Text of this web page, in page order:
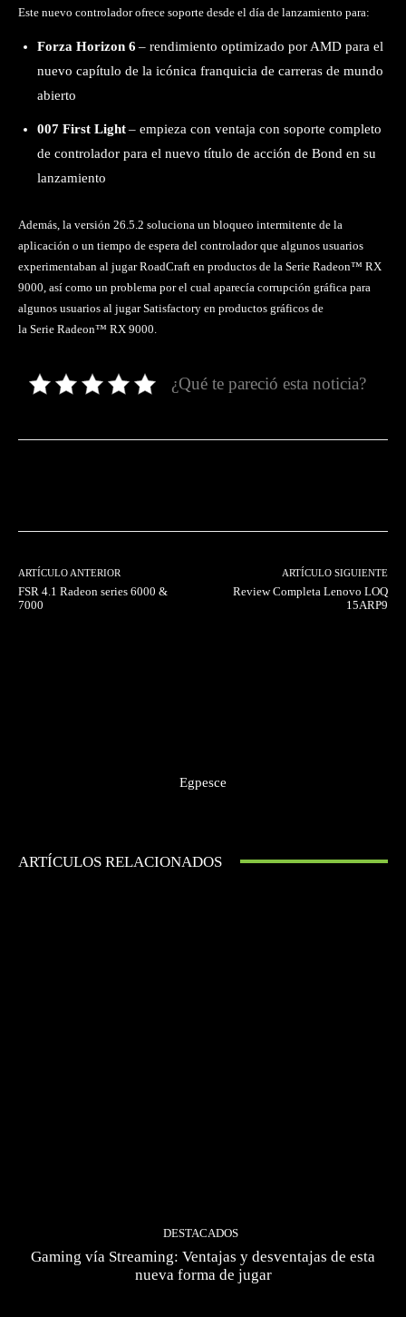
Este nuevo controlador ofrece soporte desde el día de lanzamiento para:
Forza Horizon 6 – rendimiento optimizado por AMD para el
nuevo capítulo de la icónica franquicia de carreras de mundo
abierto
007 First Light– empieza con ventaja con soporte completo
de controlador para el nuevo título de acción de Bond en su
lanzamiento
Además, la versión 26.5.2 soluciona un bloqueo intermitente de la
aplicación o un tiempo de espera del controlador que algunos usuarios
experimentaban al jugar RoadCraft en productos de la Serie Radeon™ RX
9000, así como un problema por el cual aparecía corrupción gráfica para
algunos usuarios al jugar Satisfactory en productos gráficos de
la Serie Radeon™ RX 9000.
¿Qué te pareció esta noticia?
ARTÍCULO ANTERIOR
FSR 4.1 Radeon series 6000 &
7000
ARTÍCULO SIGUIENTE
Review Completa Lenovo LOQ
15ARP9
Egpesce
ARTÍCULOS RELACIONADOS
DESTACADOS
Gaming vía Streaming: Ventajas y desventajas de esta
nueva forma de jugar